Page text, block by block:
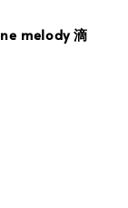
melody 滴